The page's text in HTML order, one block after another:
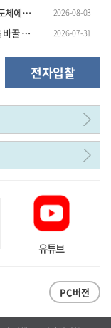
[연구원 관련기사] 7월 31일(금), ‘AI 산업’ 성능은 반도체에서, 경쟁력은 전동 시스템.. 2026-08-03
[연구원 관련기사] 7월 30일(목), 과기정통부 "세상을 바꿀 원천기술 과제 24개 선정", .. 2026-07-31
전자입찰
유튜브
PC버전